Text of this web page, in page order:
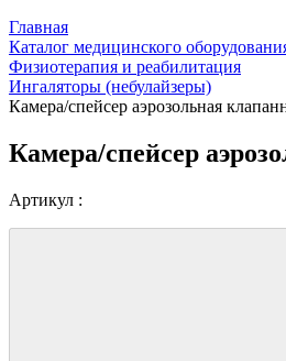
Главная
Каталог медицинского
Физиотерапия и реабилитация
Ингаляторы (небулайзеры)
Камера/спейсер аэрозольная
Камера/спейсер
Артикул :